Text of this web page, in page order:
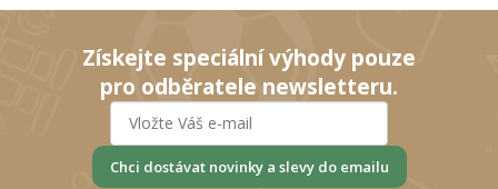
Získejte speciální výhody pouze
pro odběratele newsletteru.
Chci dostávat novinky a slevy do emailu